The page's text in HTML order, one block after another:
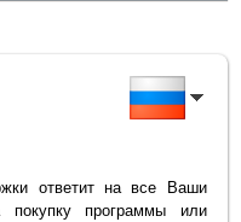
ответит на все Ваши
программы или